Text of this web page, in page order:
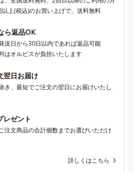
上(税込)のお買い上げで、送料無料
ら返品OK
送日から30日以内であれば返品可能
はオルビスが負担いたします
翌日お届け
き、最短でご注文の翌日にお届けいたし
レゼント
注文商品の合計個数までお選びいただけ
詳しくはこちら